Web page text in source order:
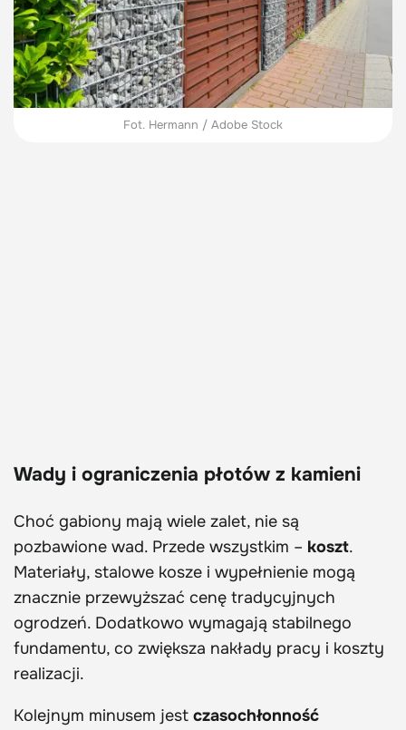
Fot. Hermann / Adobe Stock
Wady i ograniczenia płotów z kamieni
Choć gabiony mają wiele zalet, nie są
pozbawione wad. Przede wszystkim – koszt.
Materiały, stalowe kosze i wypełnienie mogą
znacznie przewyższać cenę tradycyjnych
ogrodzeń. Dodatkowo wymagają stabilnego
fundamentu, co zwiększa nakłady pracy i koszty
realizacji.
Kolejnym minusem jest czasochłonność